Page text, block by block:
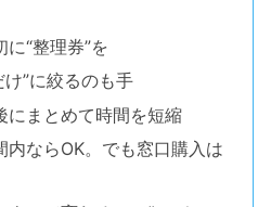
“整理券”を
け”に絞るのも手
にまとめて時間を短縮
内ならOK。でも窓口購入は